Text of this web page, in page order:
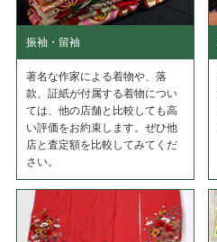
振袖・留袖
著名な作家による着物や、落
款、証紙が付属する着物につい
ては、他の店舗と比較しても高
い評価をお約束します。ぜひ他
店と査定額を比較してみてくだ
さい。